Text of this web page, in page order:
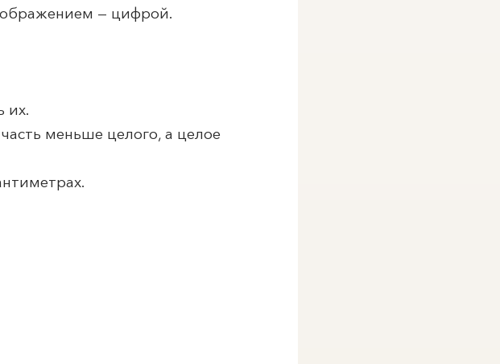
— цифрой.
их.
меньше целого, а целое